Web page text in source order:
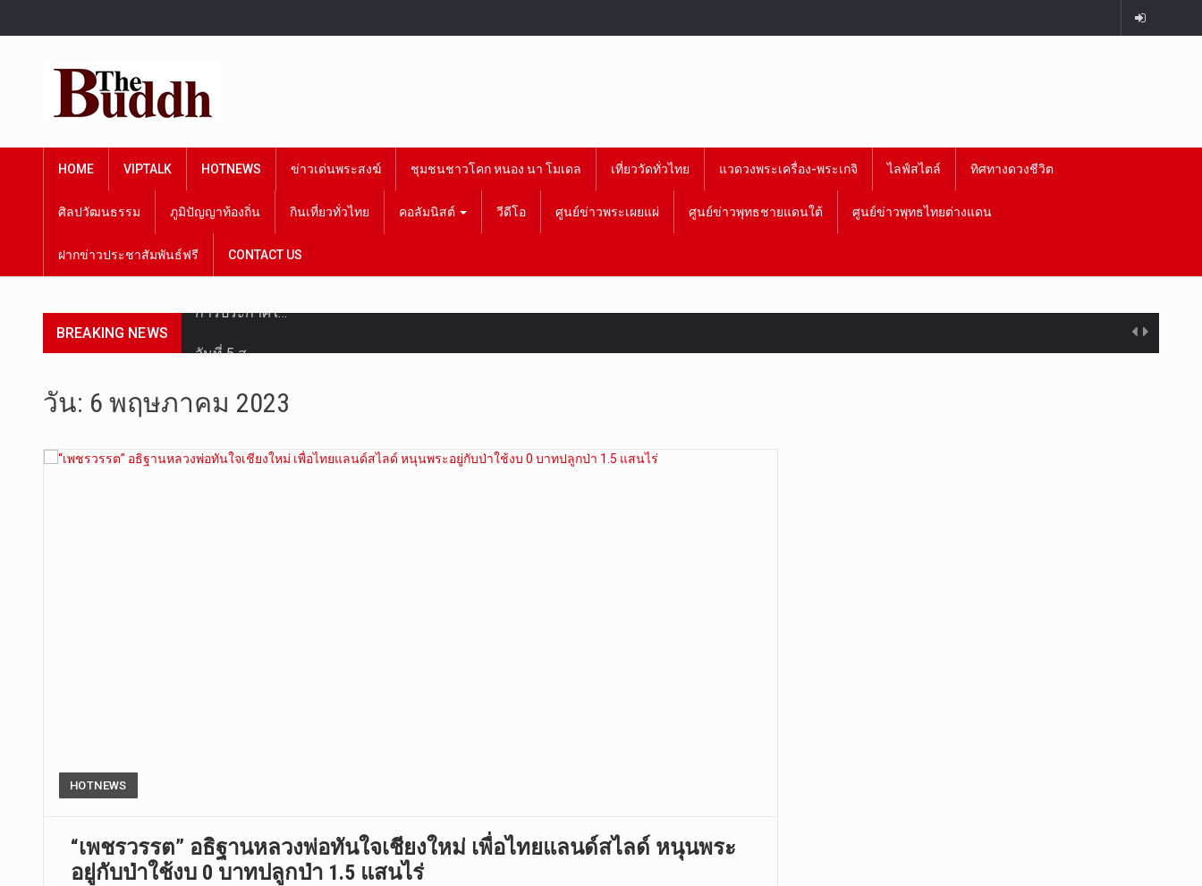
HOME VIPTALK HOTNEWS ข่าวเด่นพระสงฆ์ ชุมชนชาวโคก หนอง นา โมเดล เที่ยววัดทั่วไทย แวดวงพระเครื่อง-พระเกจิ ไลฟ์สไตล์ ทิศทางดวงชีวิต
ศิลปวัฒนธรรม ภูมิปัญญาท้องถิ่น กินเที่ยวทั่วไทย คอลัมนิสต์ วีดีโอ ศูนย์ข่าวพระเผยแผ่ ศูนย์ข่าวพุทธชายแดนใต้ ศูนย์ข่าวพุทธไทยต่างแดน
ฝากข่าวประชาสัมพันธ์ฟรี CONTACT US
BREAKING NEWS
วันที่ 4 ส…
วันจันทร์ท…
วัน: 6 พฤษภาคม 2023
HOTNEWS
“เพชรวรรต” อธิฐานหลวงพ่อทันใจเชียงใหม่ เพื่อไทยแลนด์สไลด์ หนุนพระ
อยู่กับป่าใช้งบ 0 บาทปลูกป่า 1.5 แสนไร่